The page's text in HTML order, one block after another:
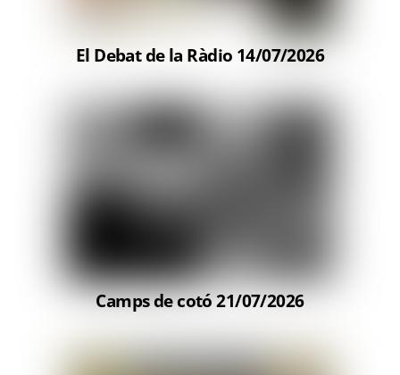
El Debat de la Ràdio 14/07/2026
Camps de cotó 21/07/2026